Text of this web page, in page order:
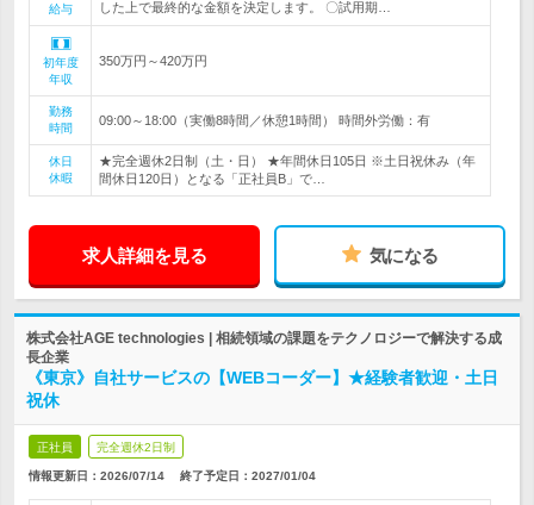
給与 した上で最終的な金額を決定します。 〇試用期…
初年度
年収
350万円～420万円
勤務
時間
09:00～18:00（実働8時間／休憩1時間） 時間外労働：有
休日
休暇
★完全週休2日制（土・日） ★年間休日105日 ※土日祝休み（年
間休日120日）となる「正社員B」で…
求人詳細を見る 気になる
株式会社AGE technologies | 相続領域の課題をテクノロジーで解決する成
長企業
《東京》自社サービスの【WEBコーダー】★経験者歓迎・土日
祝休
正社員 完全週休2日制
情報更新日：2026/07/14 終了予定日： 2027/01/04